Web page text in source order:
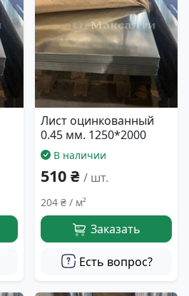
Лист оцинкованный
0.45 мм. 1250*2000
В наличии
510 ₴ / шт.
204 ₴ / м²
Заказать
Есть вопрос?